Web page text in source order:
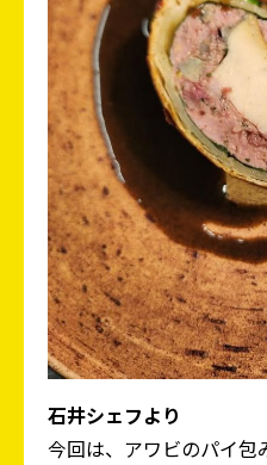
石井シェフより
今回は、アワビのパイ包